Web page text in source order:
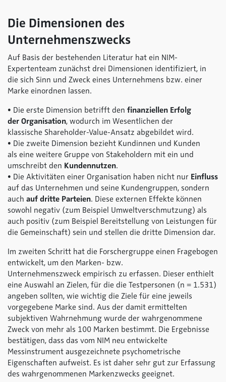
Die Dimensionen des
Unternehmenszwecks
Auf Basis der bestehenden Literatur hat ein NIM-
Expertenteam zunächst drei Dimensionen identifiziert, in
die sich Sinn und Zweck eines Unternehmens bzw. einer
Marke einordnen lassen.
• Die erste Dimension betrifft den finanziellen Erfolg
der Organisation, wodurch im Wesentlichen der
klassische Shareholder-Value-Ansatz abgebildet wird.
• Die zweite Dimension bezieht Kundinnen und Kunden
als eine weitere Gruppe von Stakeholdern mit ein und
umschreibt den Kundennutzen.
• Die Aktivitäten einer Organisation haben nicht nur Einfluss
auf das Unternehmen und seine Kundengruppen, sondern
auch auf dritte Parteien. Diese externen Effekte können
sowohl negativ (zum Beispiel Umweltverschmutzung) als
auch positiv (zum Beispiel Bereitstellung von Leistungen für
die Gemeinschaft) sein und stellen die dritte Dimension dar.
Im zweiten Schritt hat die Forschergruppe einen Fragebogen
entwickelt, um den Marken- bzw.
Unternehmenszweck empirisch zu erfassen. Dieser enthielt
eine Auswahl an Zielen, für die die Testpersonen (n = 1.531)
angeben sollten, wie wichtig die Ziele für eine jeweils
vorgegebene Marke sind. Aus der damit ermittelten
subjektiven Wahrnehmung wurde der wahrgenommene
Zweck von mehr als 100 Marken bestimmt. Die Ergebnisse
bestätigen, dass das vom NIM neu entwickelte
Messinstrument ausgezeichnete psychometrische
Eigenschaften aufweist. Es ist daher sehr gut zur Erfassung
des wahrgenommenen Markenzwecks geeignet.